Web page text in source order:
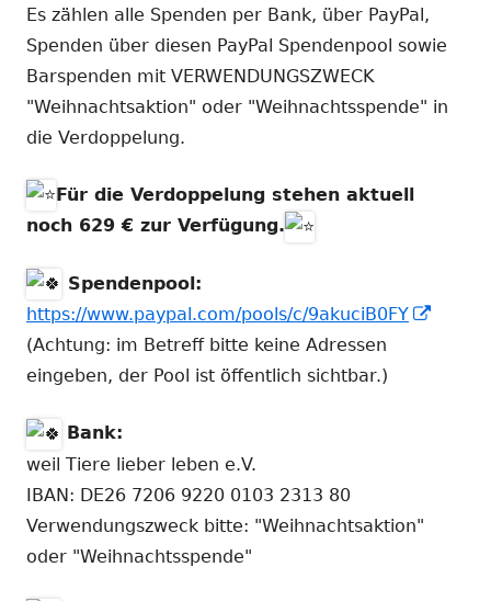
Es zählen alle Spenden per Bank, über PayPal,
Spenden über diesen PayPal Spendenpool sowie
Barspenden mit VERWENDUNGSZWECK
"Weihnachtsaktion" oder "Weihnachtsspende" in
die Verdoppelung.
Für die Verdoppelung stehen aktuell
noch 629 € zur Verfügung.
Spendenpool:
https://www.paypal.com/pools/c/9akuciB0FY
(Achtung: im Betreff bitte keine Adressen
eingeben, der Pool ist öffentlich sichtbar.)
Bank:
weil Tiere lieber leben e.V.
IBAN: DE26 7206 9220 0103 2313 80
Verwendungszweck bitte: "Weihnachtsaktion"
oder "Weihnachtsspende"